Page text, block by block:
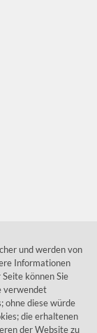
und werden von
Informationen
können Sie
verwendet
ohne diese würde
die erhaltenen
der Website zu